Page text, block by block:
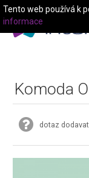
Komoda
dotaz
Tento web používá k
informace